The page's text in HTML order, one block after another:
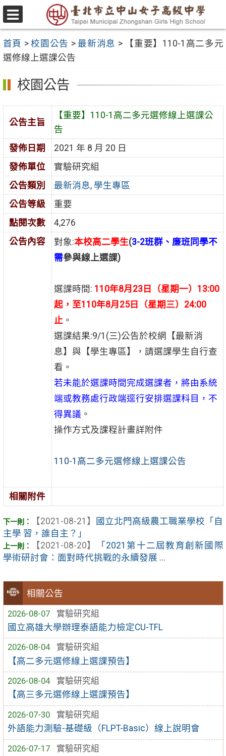
跳
至
要
內
容
區
選
單
首頁 >校園公告 > 最新消息 >
【重要】110-1高二多元
選修線上選課公告
相關公告
2026-08-07
實驗研究組
國立高雄大學辦理泰語能力檢定CU-TFL
2026-08-04
實驗研究組
【高二多元選修線上選課預告】
2026-08-04
實驗研究組
【高三多元選修線上選課預告】
2026-07-30
實驗研究組
外語能力測驗-基礎級（FLPT-Basic）線上說明會
2026-07-17
實驗研究組
校園公告
公告主旨
【重要】110-1高二多元選修線上選課公
告
發佈日期
2021 年 8 月 20 日
發佈單位
實驗研究組
公告類別
最新消息, 學生專區
公告等級
重要
點閱次數
4,276
公告內容
對象:本校高二學生(3-2班群、廉班同學不
需參與線上選課)
選課時間: 110年8月23日（星期一）13:00
起，至110年8月25日（星期三）24:00
止。
選課結果:9/1(三)公告於校網【最新消
息】與【學生專區】，請選課學生自行查
看。
若未能於選課時間完成選課者，將由系統
端或教務處行政端逕行安排選課科目，不
得異議 。
操作方式及課程計畫詳附件
110-1高二多元選修線上選課公告
相關附件
【2021-08-21】
國立北門高級農工職業學校「自
主學 習，誰自主？」
【2021-08-20】
「2021第十二屆教育創新國際
學術研討會：面對時代挑戰的永續發展 ...